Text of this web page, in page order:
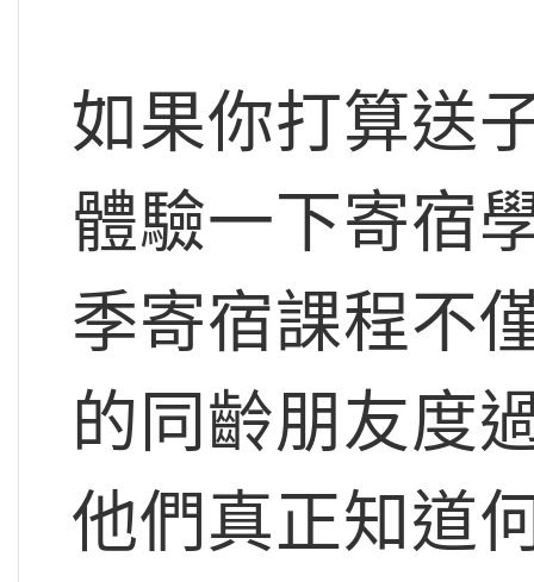
如果你打算送
體驗一下寄宿
季寄宿課程不
的同齡朋友度
他們真正知道